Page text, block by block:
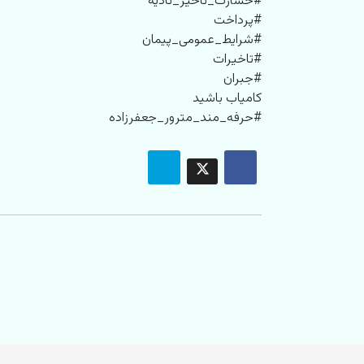
#پرداخت
#شرایط_عمومی_پیمان
#تاخیرات
#جبران
کامیاب باشید
#حرفه_مند_مترور_جعفرزاده